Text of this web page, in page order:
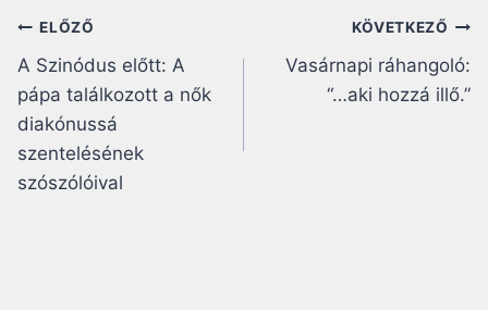
Bejegyzés
navigáció
ELŐZŐ
A Szinódus előtt: A
pápa találkozott a nők
diakónussá
szentelésének
szószólóival
KÖVETKEZŐ
Vasárnapi ráhangoló:
“…aki hozzá illő.”